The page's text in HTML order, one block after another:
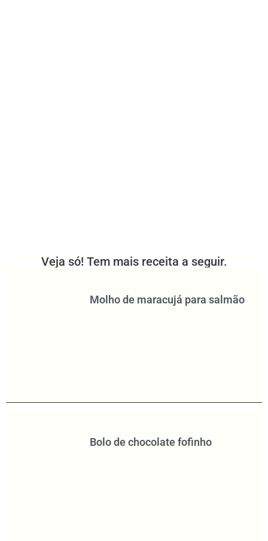
Veja só! Tem mais receita a seguir.
Molho de maracujá para salmão
Bolo de chocolate fofinho